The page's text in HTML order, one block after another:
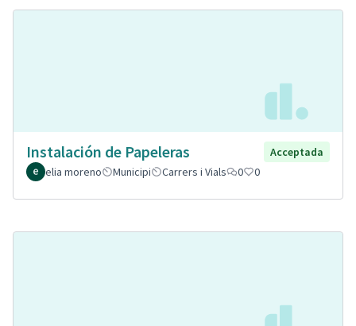
Instalación de Papeleras
Acceptada
elia moreno
Municipi Carrers i Vials 0 0